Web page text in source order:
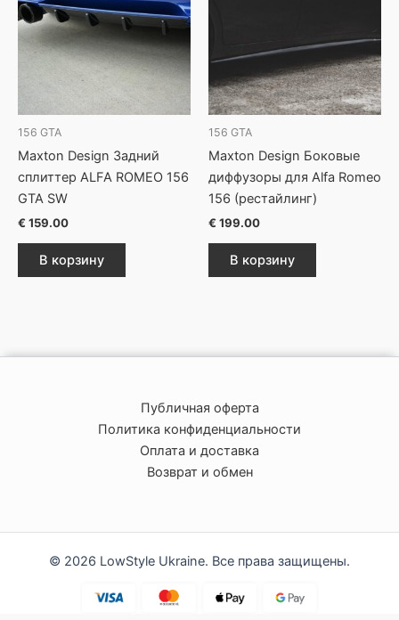
156 GTA
Maxton Design Задний
сплиттер ALFA ROMEO 156
GTA SW
€ 159.00
В корзину
156 GTA
Maxton Design Боковые
диффузоры для Alfa Romeo
156 (рестайлинг)
€ 199.00
В корзину
Публичная оферта
Политика конфиденциальности
Оплата и доставка
Возврат и обмен
© 2026 LowStyle Ukraine. Все права защищены.